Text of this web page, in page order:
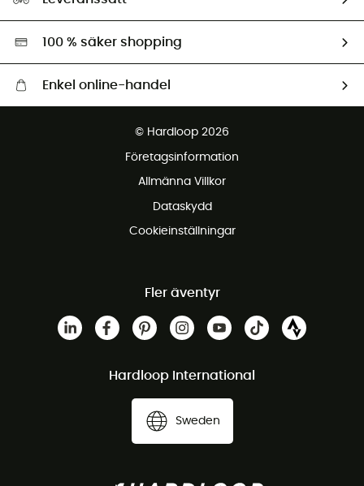
Miljöanpassat urval
100 % säker shopping
Enkel online-handel
© Hardloop 2026
Företagsinformation
Allmänna Villkor
Dataskydd
Cookieinställningar
Fler äventyr
Hardloop International
Sweden